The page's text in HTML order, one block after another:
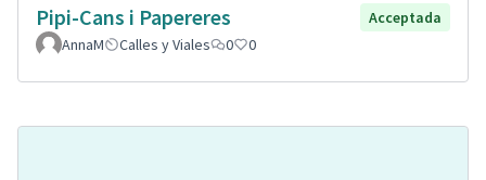
Pipi-Cans i Papereres
Acceptada
AnnaM
Calles y Viales 0 0